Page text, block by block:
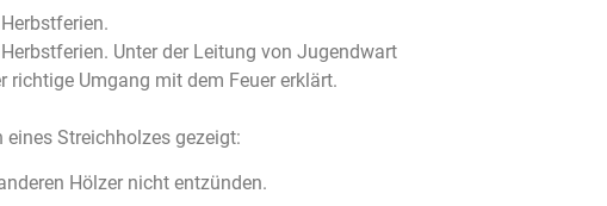
Unter der Leitung von Jugendwart
richtige Umgang mit dem Feuer erklärt.
Streichholzes gezeigt:
Hölzer nicht entzünden.